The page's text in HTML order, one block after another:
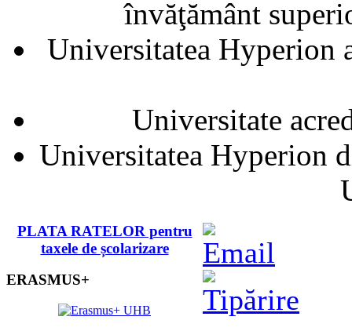
învăţământ
Universitatea Hyperion
Universitate
Universitatea Hyperion
PLATA RATELOR pentru
taxele de școlarizare
ERASMUS+